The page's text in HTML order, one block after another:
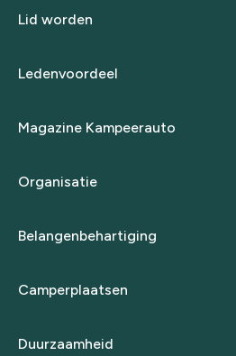
Lid worden
Ledenvoordeel
Magazine Kampeerauto
Organisatie
Belangenbehartiging
Camperplaatsen
Duurzaamheid